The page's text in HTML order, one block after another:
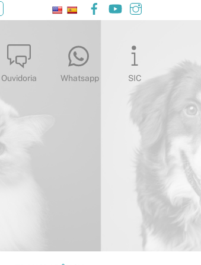
Facebook
YouTube
Ouvidoria Whatsapp SIC